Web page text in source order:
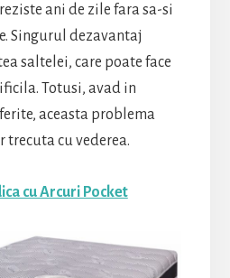
ani de zile fara sa-si
Singurul dezavantaj
saltelei, care poate face
Totusi, avad in
aceasta problema
trecuta cu vederea.
cu Arcuri Pocket